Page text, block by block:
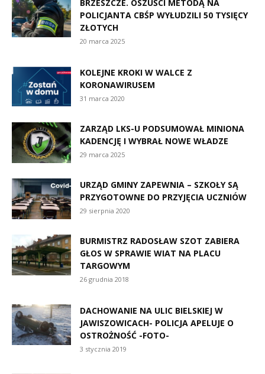
BRZESZCZE. OSZUŚCI METODĄ NA
POLICJANTA CBŚP WYŁUDZILI 50 TYSIĘCY
ZŁOTYCH
20 marca 2025
KOLEJNE KROKI W WALCE Z
KORONAWIRUSEM
31 marca 2020
ZARZĄD LKS-U PODSUMOWAŁ MINIONA
KADENCJĘ I WYBRAŁ NOWE WŁADZE
29 marca 2025
URZĄD GMINY ZAPEWNIA – SZKOŁY SĄ
PRZYGOTOWNE DO PRZYJĘCIA UCZNIÓW
29 sierpnia 2020
BURMISTRZ RADOSŁAW SZOT ZABIERA
GŁOS W SPRAWIE WIAT NA PLACU
TARGOWYM
26 grudnia 2018
DACHOWANIE NA ULIC BIELSKIEJ W
JAWISZOWICACH- POLICJA APELUJE O
OSTROŻNOŚĆ -FOTO-
3 stycznia 2019